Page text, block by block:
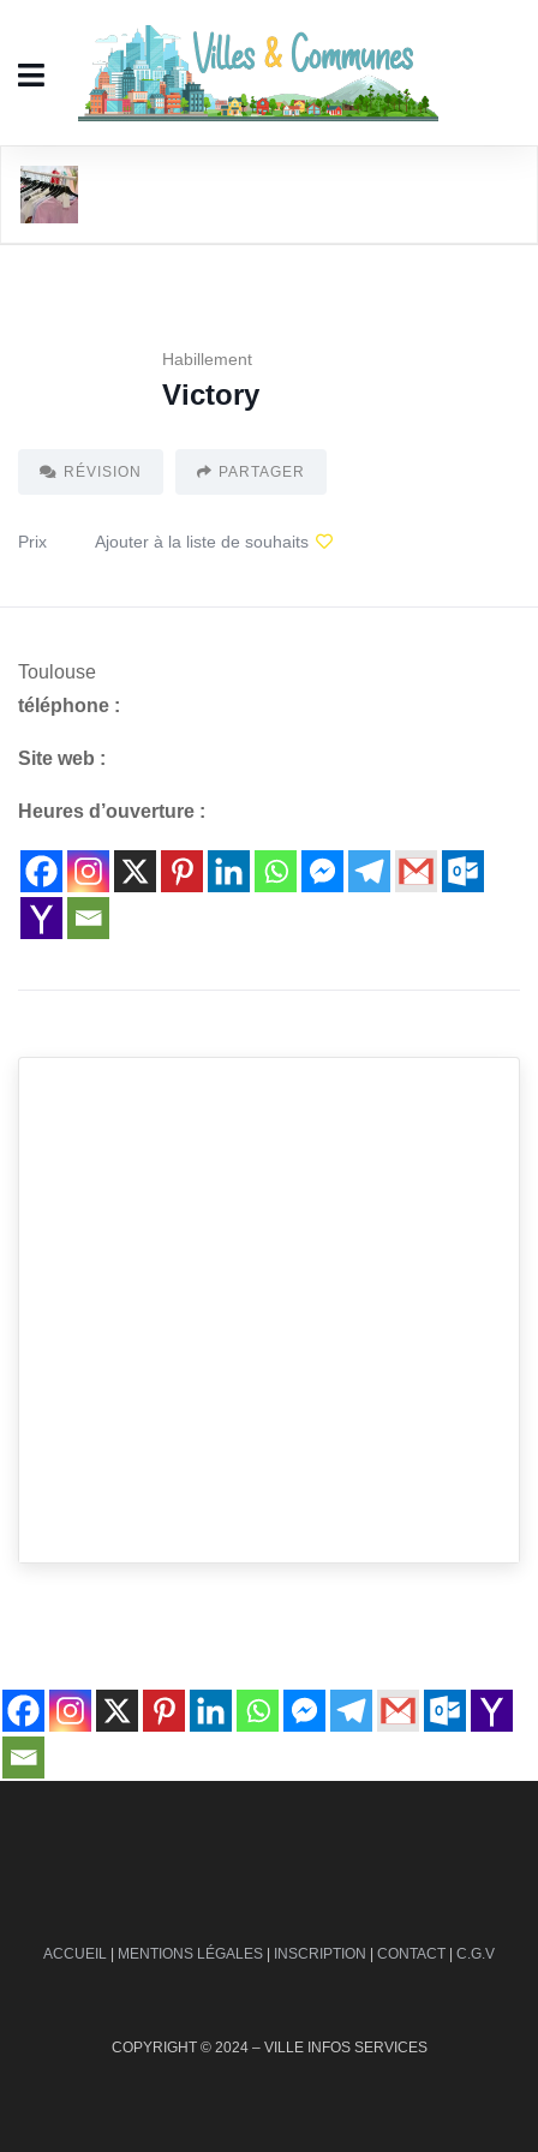
Habillement
Victory
RÉVISION PARTAGER
Prix Ajouter à la liste de souhaits
Toulouse
téléphone :
Site web :
Heures d’ouverture :
ACCUEIL | MENTIONS LÉGALES | INSCRIPTION | CONTACT | C.G.V
COPYRIGHT © 2024 – VILLE INFOS SERVICES